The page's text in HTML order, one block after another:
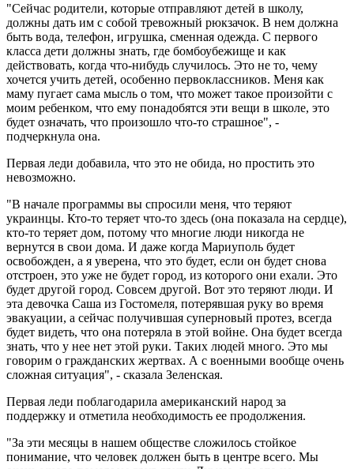
"Сейчас родители, которые отправляют детей в школу,
должны дать им с собой тревожный рюкзачок. В нем должна
быть вода, телефон, игрушка, сменная одежда. С первого
класса дети должны знать, где бомбоубежище и как
действовать, когда что-нибудь случилось. Это не то, чему
хочется учить детей, особенно первоклассников. Меня как
маму пугает сама мысль о том, что может такое произойти с
моим ребенком, что ему понадобятся эти вещи в школе, это
будет означать, что произошло что-то страшное", -
подчеркнула она.
Первая леди добавила, что это не обида, но простить это
невозможно.
"В начале программы вы спросили меня, что теряют
украинцы. Кто-то теряет что-то здесь (она показала на сердце),
кто-то теряет дом, потому что многие люди никогда не
вернутся в свои дома. И даже когда Мариуполь будет
освобожден, а я уверена, что это будет, если он будет снова
отстроен, это уже не будет город, из которого они ехали. Это
будет другой город. Совсем другой. Вот это теряют люди. И
эта девочка Саша из Гостомеля, потерявшая руку во время
эвакуации, а сейчас получившая суперновый протез, всегда
будет видеть, что она потеряла в этой войне. Она будет всегда
знать, что у нее нет этой руки. Таких людей много. Это мы
говорим о гражданских жертвах. А с военными вообще очень
сложная ситуация", - сказала Зеленская.
Первая леди поблагодарила американский народ за
поддержку и отметила необходимость ее продолжения.
"За эти месяцы в нашем обществе сложилось стойкое
понимание, что человек должен быть в центре всего. Мы